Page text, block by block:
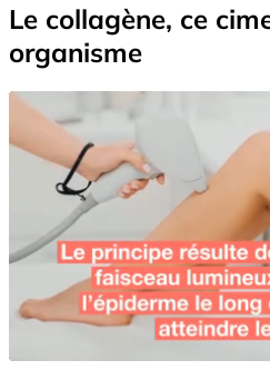
Le collagène, ce
organisme